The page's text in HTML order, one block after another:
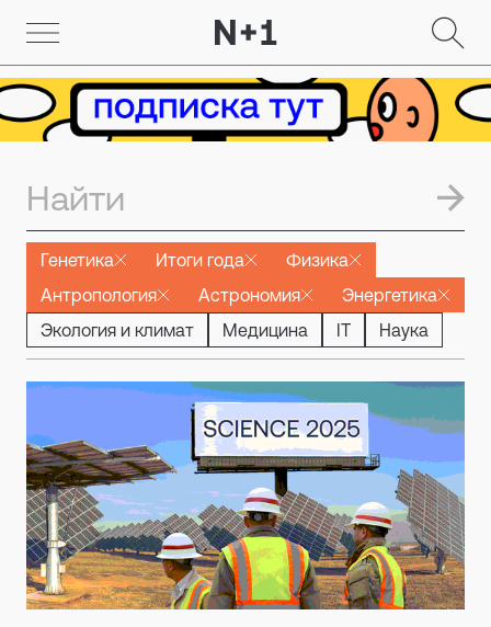
Генетика Итоги года
Физика
Антропология
Астрономия
Энергетика
Экология и климат
Медицина IT Наука